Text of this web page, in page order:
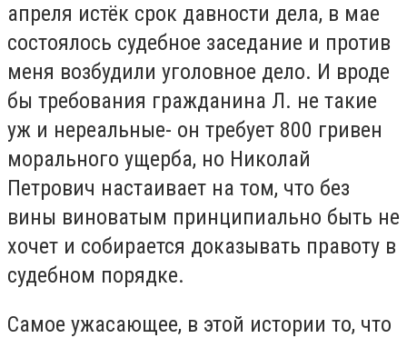
апреля истёк срок давности дела, в мае
состоялось судебное заседание и против
меня возбудили уголовное дело. И вроде
бы требования гражданина Л. не такие
уж и нереальные- он требует 800 гривен
морального ущерба, но Николай
Петрович настаивает на том, что без
вины виноватым принципиально быть не
хочет и собирается доказывать правоту в
судебном порядке.
Самое ужасающее, в этой истории то, что